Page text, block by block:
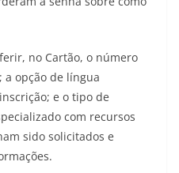
no Cartão, o número
a opção de língua
e o tipo de
com recursos
sido solicitados e